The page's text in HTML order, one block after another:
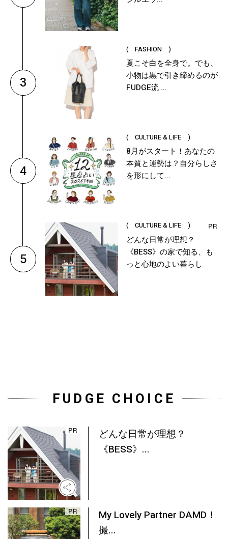
3
( FASHION )
夏こそ白を全身で。でも、
小物は黒で引き締めるのが
FUDGE流 ...
4
( CULTURE & LIFE )
8月がスタート！あなたの
本質と運勢は？自分らしさ
を形にして...
5
( CULTURE & LIFE )
どんな日常が理想？
《BESS》の家で知る、も
っと心地のよい暮らし
FUDGE CHOICE
どんな日常が理想？
《BESS》...
My Lovely Partner DAMD！
撮...